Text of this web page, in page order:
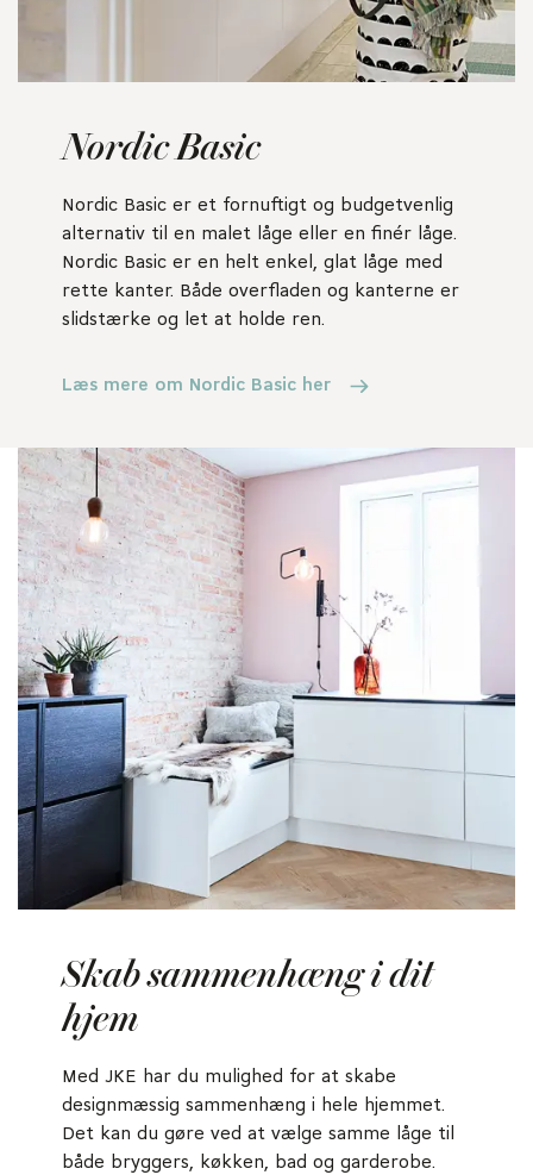
Nordic Basic
Nordic Basic er et fornuftigt og budgetvenlig
alternativ til en malet låge eller en finér låge.
Nordic Basic er en helt enkel, glat låge med
rette kanter. Både overfladen og kanterne er
slidstærke og let at holde ren.
Læs mere om Nordic Basic her
Skab sammenhæng i dit
hjem
Med JKE har du mulighed for at skabe
designmæssig sammenhæng i hele hjemmet.
Det kan du gøre ved at vælge samme låge til
både bryggers, køkken, bad og garderobe.